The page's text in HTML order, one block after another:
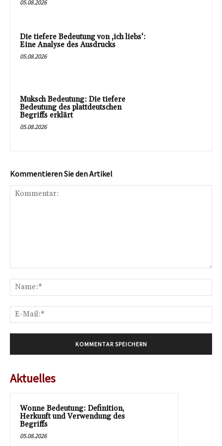
05.08.2026
Die tiefere Bedeutung von ‚ich liebs‘:
Eine Analyse des Ausdrucks
05.08.2026
Muksch Bedeutung: Die tiefere
Bedeutung des plattdeutschen
Begriffs erklärt
05.08.2026
Kommentieren Sie den Artikel
Aktuelles
Wonne Bedeutung: Definition,
Herkunft und Verwendung des
Begriffs
05.08.2026